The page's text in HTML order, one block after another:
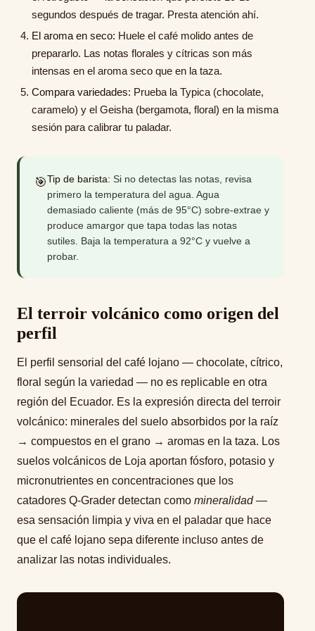
segundos después de tragar. Presta atención ahí.
El aroma en seco: Huele el café molido antes de
prepararlo. Las notas florales y cítricas son más
intensas en el aroma seco que en la taza.
Compara variedades: Prueba la Typica (chocolate,
caramelo) y el Geisha (bergamota, floral) en la misma
sesión para calibrar tu paladar.
🎯Tip de barista: Si no detectas las notas, revisa
primero la temperatura del agua. Agua
demasiado caliente (más de 95°C) sobre-extrae y
produce amargor que tapa todas las notas
sutiles. Baja la temperatura a 92°C y vuelve a
probar.
El terroir volcánico como origen del
perfil
El perfil sensorial del café lojano — chocolate, cítrico,
floral según la variedad — no es replicable en otra
región del Ecuador. Es la expresión directa del terroir
volcánico: minerales del suelo absorbidos por la raíz
→ compuestos en el grano → aromas en la taza. Los
suelos volcánicos de Loja aportan fósforo, potasio y
micronutrientes en concentraciones que los
catadores Q-Grader detectan como mineralidad—
esa sensación limpia y viva en el paladar que hace
que el café lojano sepa diferente incluso antes de
analizar las notas individuales.